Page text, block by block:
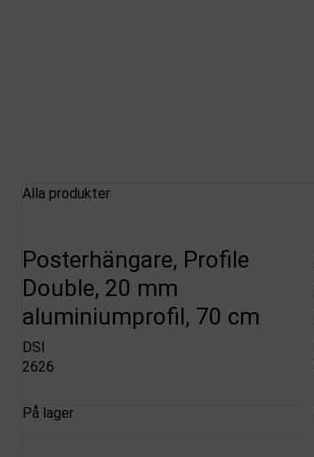
Alla produkter
Posterhängare, Profile
Double, 20 mm
aluminiumprofil, 70 cm
DSI
2626
På lager